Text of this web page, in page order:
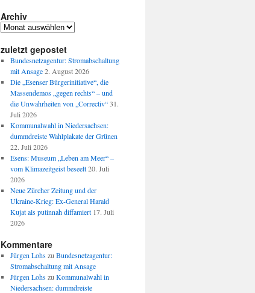
Archiv
Archiv
zuletzt gepostet
Bundesnetzagentur: Stromabschaltung
mit Ansage 2. August 2026
Die „Esenser Bürgerinitiative“, die
Massendemos „gegen rechts“ – und
die Unwahrheiten von „Correctiv“ 31.
Juli 2026
Kommunalwahl in Niedersachsen:
dummdreiste Wahlplakate der Grünen
22. Juli 2026
Esens: Museum „Leben am Meer“ –
vom Klimazeitgeist beseelt 20. Juli
2026
Neue Zürcher Zeitung und der
Ukraine-Krieg: Ex-General Harald
Kujat als putinnah diffamiert 17. Juli
2026
Kommentare
Jürgen Lohszu Bundesnetzagentur:
Stromabschaltung mit Ansage
Jürgen Lohszu Kommunalwahl in
Niedersachsen: dummdreiste